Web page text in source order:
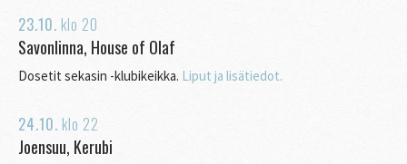
23.10. klo 20
Savonlinna, House of Olaf
Dosetit sekasin -klubikeikka. Liput ja lisätiedot.
24.10. klo 22
Joensuu, Kerubi